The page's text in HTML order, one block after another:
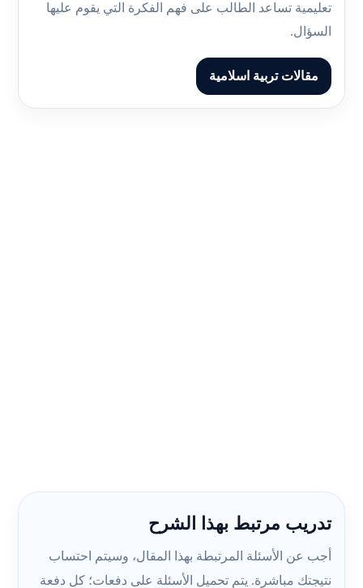
تعليمية تساعد الطالب على فهم الفكرة التي يقوم عليها
السؤال.
مقالات تربية اسلامية
تدريب مرتبط بهذا الشرح
أجب عن الأسئلة المرتبطة بهذا المقال، وسيتم احتساب
نتيجتك مباشرة. يتم تحميل الأسئلة على دفعات؛ كل دفعة